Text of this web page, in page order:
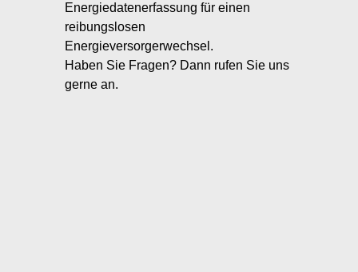
Energiedatenerfassung für einen
reibungslosen
Energieversorgerwechsel.
Haben Sie Fragen? Dann rufen Sie uns
gerne an.